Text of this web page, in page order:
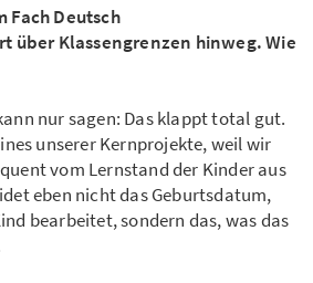
Fach Deutsch
über Klassengrenzen hinweg. Wie
nur sagen: Das klappt total gut.
unserer Kernprojekte, weil wir
vom Lernstand der Kinder aus
eben nicht das Geburtsdatum,
bearbeitet, sondern das, was das